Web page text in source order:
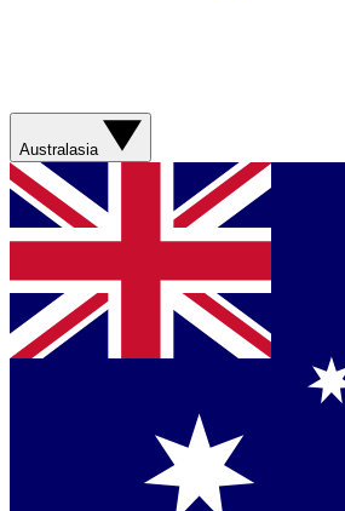
Australasia